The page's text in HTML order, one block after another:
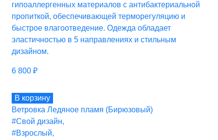
гипоаллергенных материалов с антибактериальной
пропиткой, обеспечивающей терморегуляцию и
быстрое влагоотведение. Одежда обладает
эластичностью в 5 направлениях и стильным
дизайном.
6 800 ₽
В корзину
Ветровка Ледяное пламя (Бирюзовый)
#Свой дизайн,
#Взрослый,